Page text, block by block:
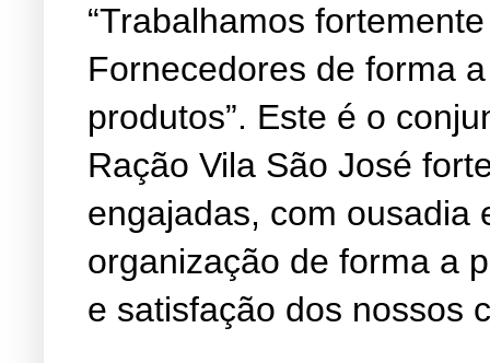
“Trabalhamos
Fornecedores de forma
produtos”. Este é o
Ração Vila São José
engajadas, com ousadia
organização de forma a
e satisfação dos nossos